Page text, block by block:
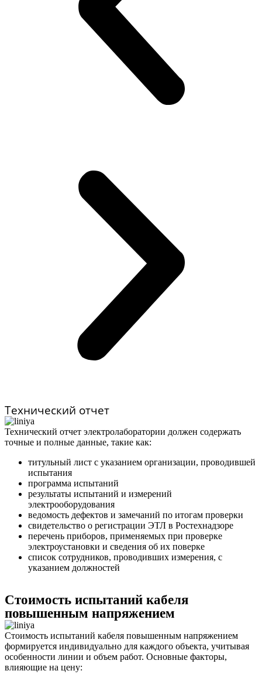
Технический отчет
Технический отчет электролаборатории должен содержать
точные и полные данные, такие как:
титульный лист с указанием организации, проводившей
испытания
программа испытаний
результаты испытаний и измерений
электрооборудования
ведомость дефектов и замечаний по итогам проверки
свидетельство о регистрации ЭТЛ в Ростехнадзоре
перечень приборов, применяемых при проверке
электроустановки и сведения об их поверке
список сотрудников, проводивших измерения, с
указанием должностей
Стоимость испытаний кабеля
повышенным напряжением
Стоимость испытаний кабеля повышенным напряжением
формируется индивидуально для каждого объекта, учитывая
особенности линии и объем работ. Основные факторы,
влияющие на цену: